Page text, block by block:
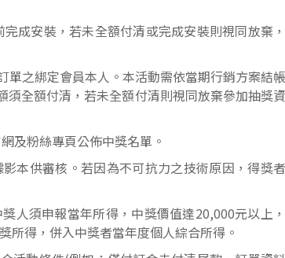
成安裝，若未全額付清或完成安裝則視同放棄，
之綁定會員本人。本活動需依當期行銷方案結帳
全額付清，若未全額付清則視同放棄參加抽獎資
及粉絲專頁公佈中獎名單。
本供審核。若因為不可抗力之技術原因，得獎者
人須申報當年所得，中獎價值達20,000元以上，
所得，併入中獎者當年度個人綜合所得。